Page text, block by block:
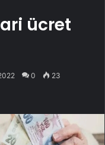
ücret
0 23